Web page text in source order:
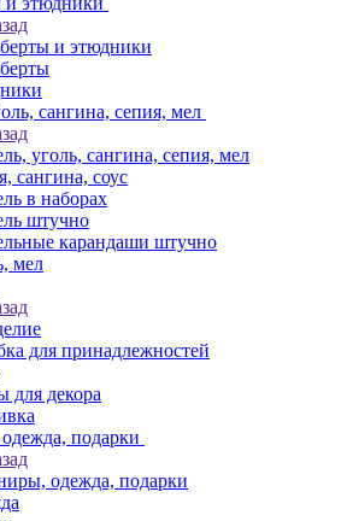
и этюдники
сангина, сепия, мел
уголь, сангина, сепия, мел
сангина, соус
в наборах
штучно
карандаши штучно
мел
для принадлежностей
для декора
подарки
одежда, подарки